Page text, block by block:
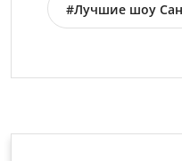
#Лучшие шоу